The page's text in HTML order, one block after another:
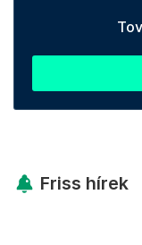
Friss hírek